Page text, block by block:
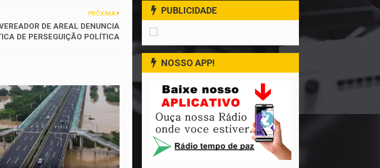
PRÓXIMA
DE AREAL DENUNCIA
DE PERSEGUIÇÃO POLÍTICA
PUBLICIDADE
NOSSO APP!